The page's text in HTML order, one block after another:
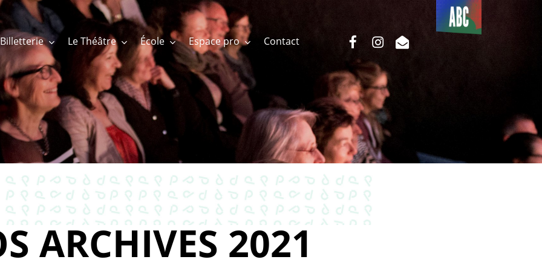
Billetterie Le Théâtre École Espace pro Contact
Du côté
de l’ABC
facebookinstagram
email
ARCHIVES 2021